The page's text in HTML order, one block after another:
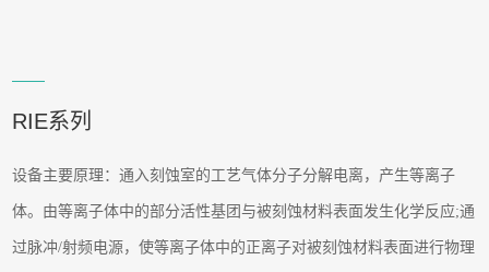
RIE系列
设备主要原理：通入刻蚀室的工艺气体分子分解电离，产生等离子
体。由等离子体中的部分活性基团与被刻蚀材料表面发生化学反应;通
过脉冲/射频电源，使等离子体中的正离子对被刻蚀材料表面进行物理